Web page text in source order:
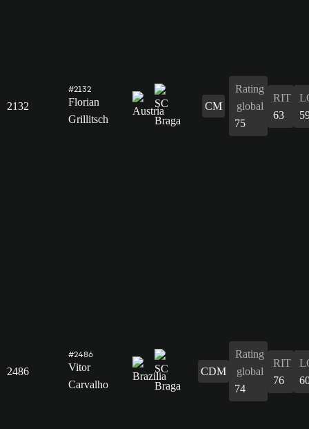
2132
#2132
Florian
Grillitsch
CM
Rating
global
75
RIT
63
2486
#2486
Vitor
Carvalho
CDM
Rating
global
74
RIT
76